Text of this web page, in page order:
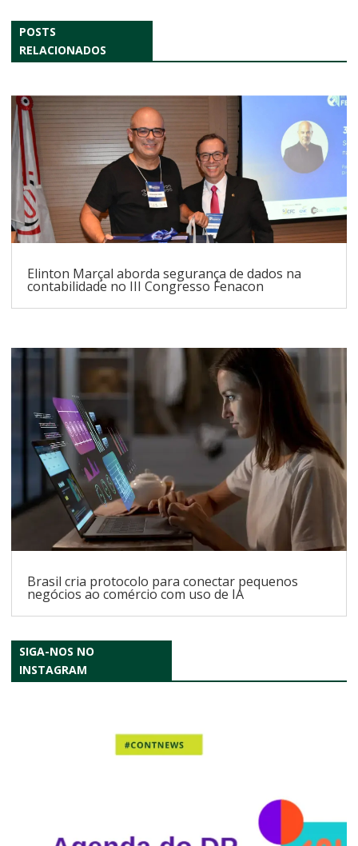
POSTS
RELACIONADOS
Elinton Marçal aborda segurança de dados na
contabilidade no III Congresso Fenacon
Brasil cria protocolo para conectar pequenos
negócios ao comércio com uso de IA
SIGA-NOS NO
INSTAGRAM